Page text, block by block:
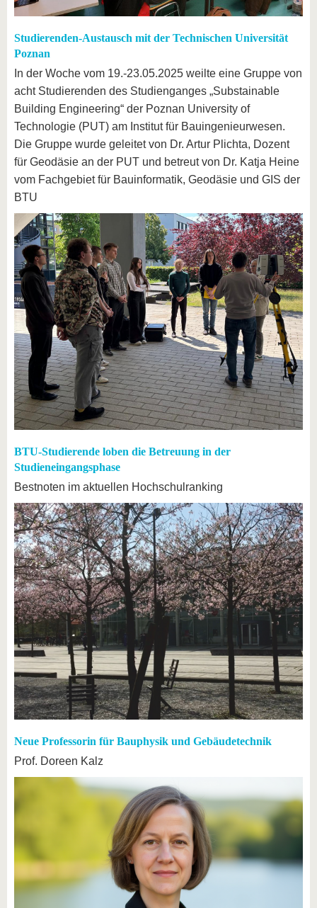
Studierenden-Austausch mit der Technischen Universität
Poznan
In der Woche vom 19.-23.05.2025 weilte eine Gruppe von
acht Studierenden des Studienganges „Substainable
Building Engineering“ der Poznan University of
Technologie (PUT) am Institut für Bauingenieurwesen.
Die Gruppe wurde geleitet von Dr. Artur Plichta, Dozent
für Geodäsie an der PUT und betreut von Dr. Katja Heine
vom Fachgebiet für Bauinformatik, Geodäsie und GIS der
BTU
BTU-Studierende loben die Betreuung in der
Studieneingangsphase
Bestnoten im aktuellen Hochschulranking
Neue Professorin für Bauphysik und Gebäudetechnik
Prof. Doreen Kalz